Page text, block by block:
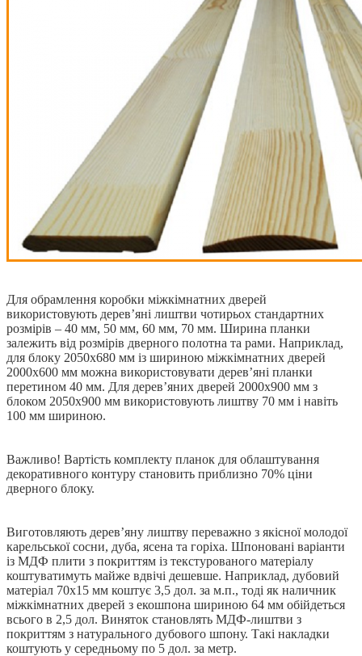
Для обрамлення коробки міжкімнатних дверей
використовують дерев’яні лиштви чотирьох стандартних
розмірів – 40 мм, 50 мм, 60 мм, 70 мм. Ширина планки
залежить від розмірів дверного полотна та рами. Наприклад,
для блоку 2050х680 мм із шириною міжкімнатних дверей
2000х600 мм можна використовувати дерев’яні планки
перетином 40 мм. Для дерев’яних дверей 2000х900 мм з
блоком 2050х900 мм використовують лиштву 70 мм і навіть
100 мм шириною.
Важливо! Вартість комплекту планок для облаштування
декоративного контуру становить приблизно 70% ціни
дверного блоку.
Виготовляють дерев’яну лиштву переважно з якісної молодої
карельської сосни, дуба, ясена та горіха. Шпоновані варіанти
із МДФ плити з покриттям із текстурованого матеріалу
коштуватимуть майже вдвічі дешевше. Наприклад, дубовий
матеріал 70х15 мм коштує 3,5 дол. за м.п., тоді як наличник
міжкімнатних дверей з екошпона шириною 64 мм обійдеться
всього в 2,5 дол. Виняток становлять МДФ-лиштви з
покриттям з натурального дубового шпону. Такі накладки
коштують у середньому по 5 дол. за метр.